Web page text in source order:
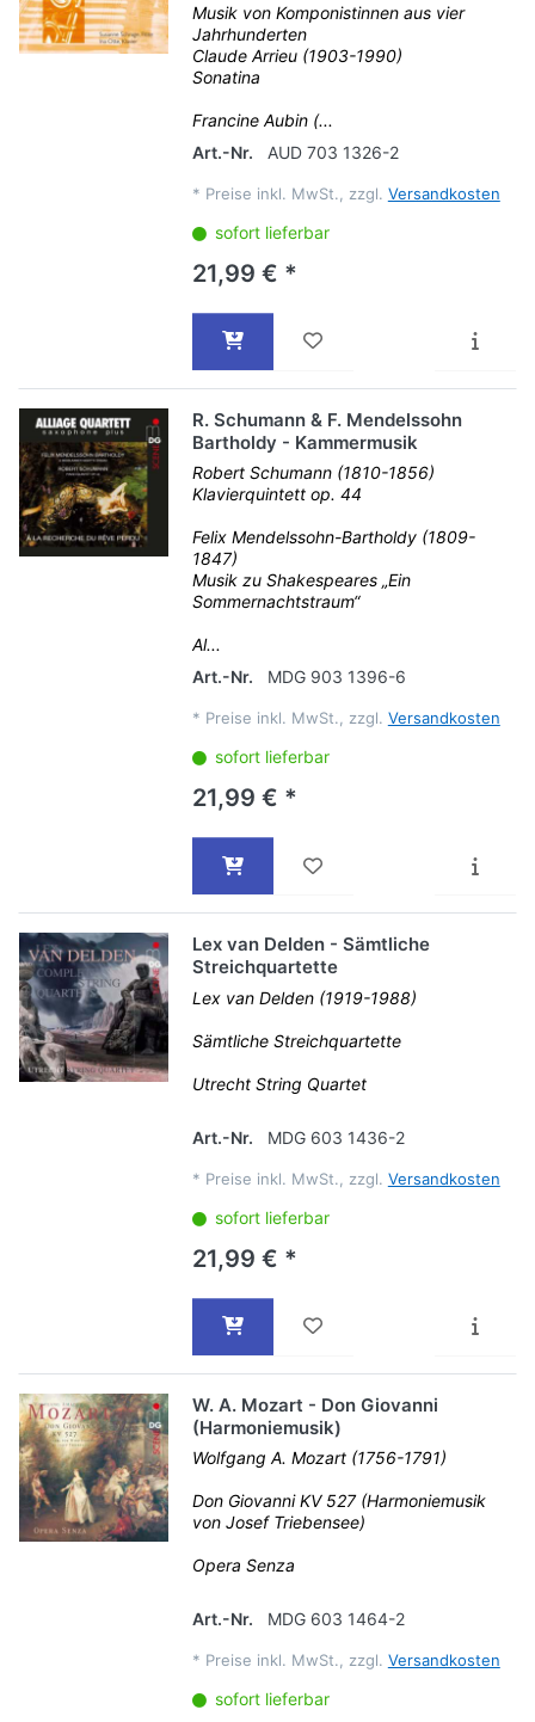
Musik von Komponistinnen aus vier
Jahrhunderten
Claude Arrieu (1903-1990)
Sonatina
Francine Aubin (...
Art.-Nr.
AUD 703 1326-2
* Preise inkl. MwSt., zzgl. Versandkosten
sofort lieferbar
21,99 € *
R. Schumann & F. Mendelssohn
Bartholdy - Kammermusik
Robert Schumann (1810-1856)
Klavierquintett op. 44
Felix Mendelssohn-Bartholdy (1809-
1847)
Musik zu Shakespeares „Ein
Sommernachtstraum“
Al...
Art.-Nr.
MDG 903 1396-6
* Preise inkl. MwSt., zzgl. Versandkosten
sofort lieferbar
21,99 € *
Lex van Delden - Sämtliche
Streichquartette
Lex van Delden (1919-1988)
Sämtliche Streichquartette
Utrecht String Quartet
Art.-Nr. MDG 603 1436-2
* Preise inkl. MwSt., zzgl. Versandkosten
sofort lieferbar
21,99 € *
W. A. Mozart - Don Giovanni
(Harmoniemusik)
Wolfgang A. Mozart (1756-1791)
Don Giovanni KV 527 (Harmoniemusik
von Josef Triebensee)
Opera Senza
Art.-Nr. MDG 603 1464-2
* Preise inkl. MwSt., zzgl. Versandkosten
sofort lieferbar